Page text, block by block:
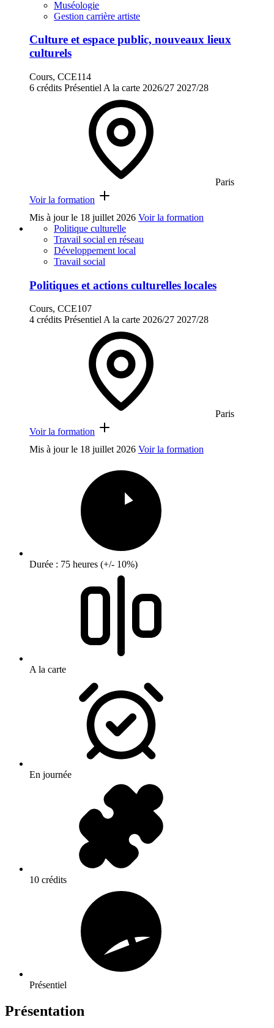
Muséologie
Gestion carrière artiste
Culture et espace public, nouveaux lieux
culturels
Cours, CCE114
6 crédits Présentiel A la carte 2026/27 2027/28
Paris
Voir la formation
Mis à jour le 18 juillet 2026 Voir la formation
Politique culturelle
Travail social en réseau
Développement local
Travail social
Politiques et actions culturelles locales
Cours, CCE107
4 crédits PrésentielA la carte 2026/27 2027/28
Paris
Voir la formation
Mis à jour le 18 juillet 2026 Voir la formation
Durée : 75 heures (+/- 10%)
A la carte
En journée
10 crédits
Présentiel
Présentation